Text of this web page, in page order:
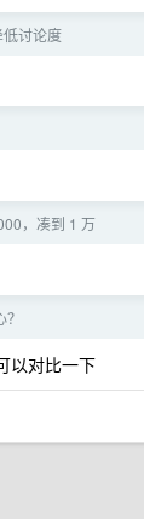
讨论度
，凑到 1 万
以对比一下